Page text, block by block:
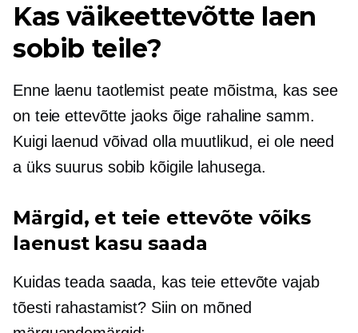
Kas väikeettevõtte laen
sobib teile?
Enne laenu taotlemist peate mõistma, kas see
on teie ettevõtte jaoks õige rahaline samm.
Kuigi laenud võivad olla muutlikud, ei ole need
a üks suurus sobib kõigilelahusega.
Märgid, et teie ettevõte võiks
laenust kasu saada
Kuidas teada saada, kas teie ettevõte vajab
tõesti rahastamist? Siin on mõned